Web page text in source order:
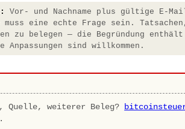
Vor- und Nachname plus gültige E-
muss eine echte Frage sein.
zu belegen — die Begründung
Anpassungen sind willkommen.
Quelle, weiterer Beleg?